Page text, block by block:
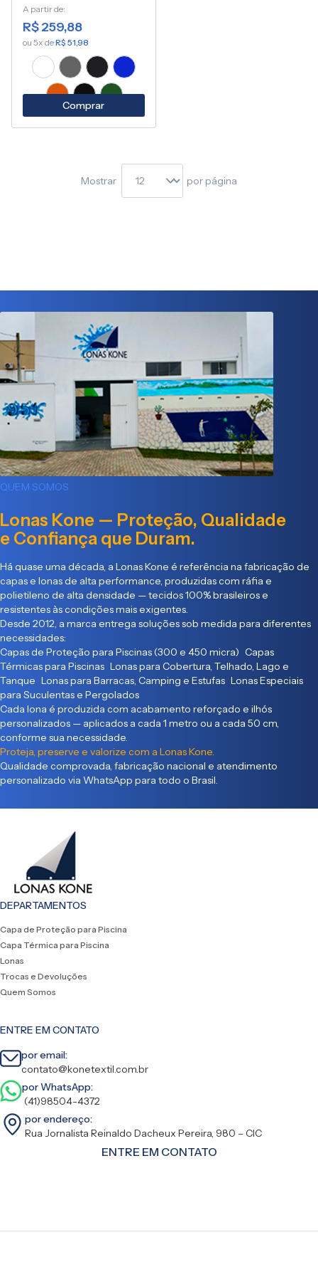
A partir de
R$ 259,88
ou 5x deR$ 51,98
Comprar
Mostrar por página
QUEM SOMOS
Lonas Kone — Proteção, Qualidade
e Confiança que Duram.
Há quase uma década, a Lonas Kone é referência na fabricação de
capas e lonas de alta performance, produzidas com ráfia e
polietileno de alta densidade — tecidos 100% brasileiros e
resistentes às condições mais exigentes.
Desde 2012, a marca entrega soluções sob medida para diferentes
necessidades:
Capas de Proteção para Piscinas (300 e 450 micra) Capas
Térmicas para Piscinas Lonas para Cobertura, Telhado, Lago e
Tanque Lonas para Barracas, Camping e Estufas Lonas Especiais
para Suculentas e Pergolados
Cada lona é produzida com acabamento reforçado e ilhós
personalizados — aplicados a cada 1 metro ou a cada 50 cm,
conforme sua necessidade.
Proteja, preserve e valorize com a Lonas Kone.
Qualidade comprovada, fabricação nacional e atendimento
personalizado via WhatsApp para todo o Brasil.
DEPARTAMENTOS
Capa de Proteção para Piscina
Capa Térmica para Piscina
Lonas
Trocas e Devoluções
Quem Somos
ENTRE EM CONTATO
por email:
contato@konetextil.com.br
por WhatsApp:
(41)98504-4372
por endereço:
Rua Jornalista Reinaldo Dacheux Pereira, 980 – CIC
ENTRE EM CONTATO